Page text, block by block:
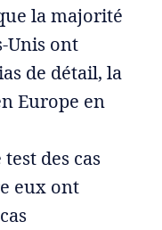
la majorité
Unis ont
de détail, la
Europe en
des cas
eux ont